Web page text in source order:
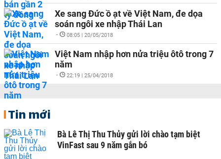
Xe sang Đức ồ ạt về Việt Nam, đe dọa
soán ngôi xe nhập Thái Lan
- 08:05 | 20/05/2018
Việt Nam nhập hơn nửa triệu ôtô trong 7
năm
- 22:19 | 25/04/2018
Tin mới
Bà Lê Thị Thu Thủy gửi lời chào tạm biệt
VinFast sau 9 năm gắn bó